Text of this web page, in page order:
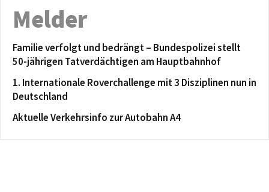
Melder
Familie verfolgt und bedrängt – Bundespolizei stellt
50-jährigen Tatverdächtigen am Hauptbahnhof
1. Internationale Roverchallenge mit 3 Disziplinen nun in
Deutschland
Aktuelle Verkehrsinfo zur Autobahn A4